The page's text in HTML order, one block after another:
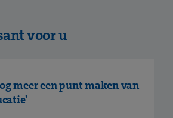
voor u
meer een punt maken van